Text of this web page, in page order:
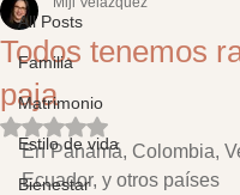
All Posts
Familia
Matrimonio
Estilo de vida
Bienestar
Todos tenemos
paja
Obtuvo NaN de 5
En Panamá, Colombia,
Ecuador, y otros países